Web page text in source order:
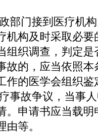
门接到医疗机构
机构及时采取必
组织调查，判定
故的，应当依照
作的医学会组织鉴
故争议，当事人
。申请书应当载
等。